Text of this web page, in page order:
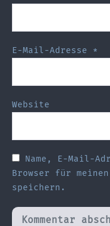
E-Mail-Adresse *
Website
Name, E-Mail-
Browser für meinen
speichern.